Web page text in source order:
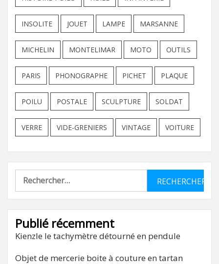
INSOLITE JOUET LAMPE MARSANNE
MICHELIN MONTELIMAR MOTO OUTILS
PARIS PHONOGRAPHE PICHET PLAQUE
POILU POSTALE SCULPTURE SOLDAT
VERRE VIDE-GRENIERS VINTAGE VOITURE
Rechercher :
Publié récemment
Kienzle le tachymètre détourné en pendule
Objet de mercerie boite à couture en tartan